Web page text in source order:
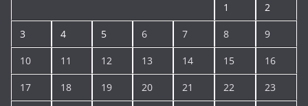
1 2
3 4 5 6 7 8 9
10 11 12 13 14 15 16
17 18 19 20 21 22 23